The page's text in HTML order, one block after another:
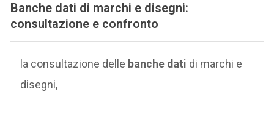
Banche dati di marchi e disegni:
consultazione e confronto
la consultazione delle banche dati di marchi e
disegni,